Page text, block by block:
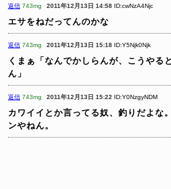
返信 743mg 2011年12月13日 14:58 ID:cwNzA4Njc
エサをねだってんのかな
返信 743mg 2011年12月13日 15:18 ID:Y5Njk0Njk
くまぁ「なんでかしらんが、こうやる
ん」
返信 743mg 2011年12月13日 15:22 ID:Y0NzgyNDM
カワイイとか言ってる奴、釣りだよな。
ンやねん。